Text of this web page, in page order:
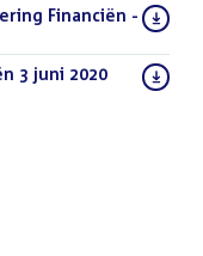
Financiën -
3 juni 2020 (PDF)